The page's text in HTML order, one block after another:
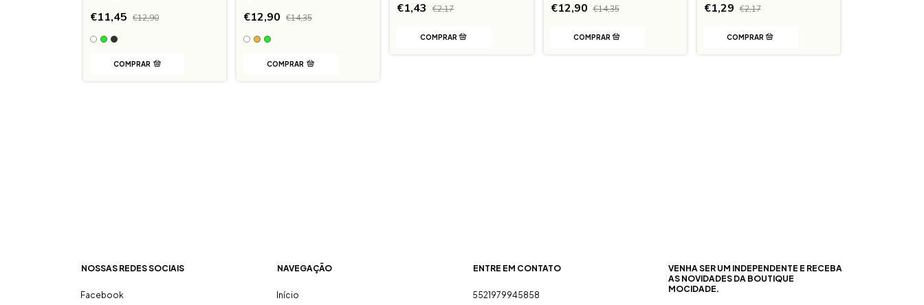
€11,45 €12,90
COMPRAR
€12,90 €14,35
COMPRAR
€1,43 €2,17 €12,90 €14,35 €1,29 €2,17
NOSSAS REDES SOCIAIS
Facebook
NAVEGAÇÃO
Início
ENTRE EM CONTATO
5521979945858
VENHA SER UM INDEPENDENTE E RECEBA
AS NOVIDADES DA BOUTIQUE
MOCIDADE.